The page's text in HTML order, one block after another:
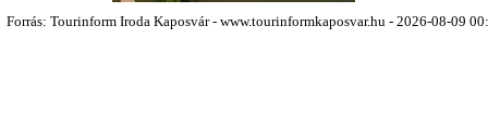
Forrás: Tourinform Iroda Kaposvár - www.tourinformkaposvar.hu - 2026-08-09